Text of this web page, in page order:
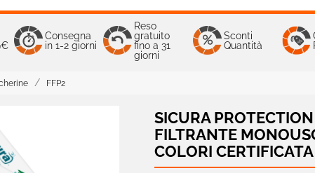
Consegna
in 1-2 giorni
Reso
gratuito
fino a 31
giorni
Sconti
Quantità
FFP2
SICURA
FILTRANTE
COLORI